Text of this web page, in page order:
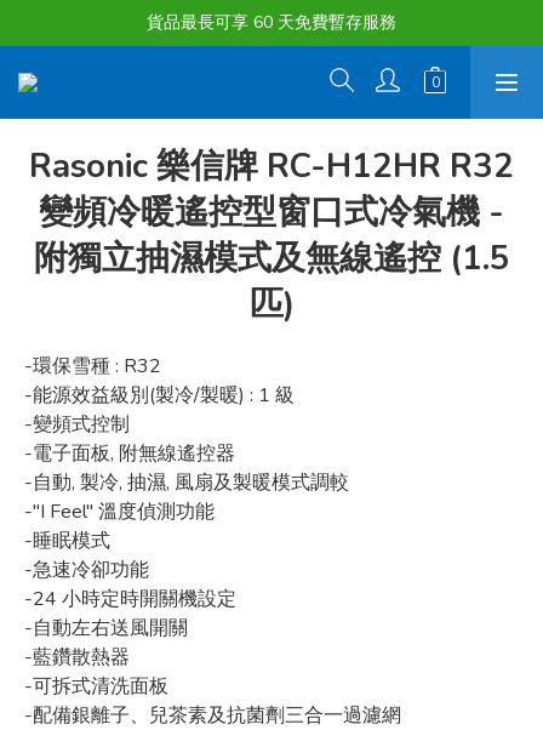
購物滿淨值HK $1500或以上 , 即可享一次免費標準送貨服務。
貨品最長可享 60 天免費暫存服務
購物滿淨值HK $1500或以上 , 即可享一次免費標準送貨服務。
Rasonic 樂信牌 RC-H12HR R32
變頻冷暖遙控型窗口式冷氣機 -
附獨立抽濕模式及無線遙控 (1.5
匹)
-環保雪種 : R32
-能源效益級別(製冷/製暖) : 1 級
-變頻式控制
-電子面板, 附無線遙控器
-自動, 製冷, 抽濕, 風扇及製暖模式調較
-"I Feel" 溫度偵測功能
-睡眠模式
-急速冷卻功能
-24 小時定時開關機設定
-自動左右送風開關
-藍鑽散熱器
-可拆式清洗面板
-配備銀離子、兒茶素及抗菌劑三合一過濾網